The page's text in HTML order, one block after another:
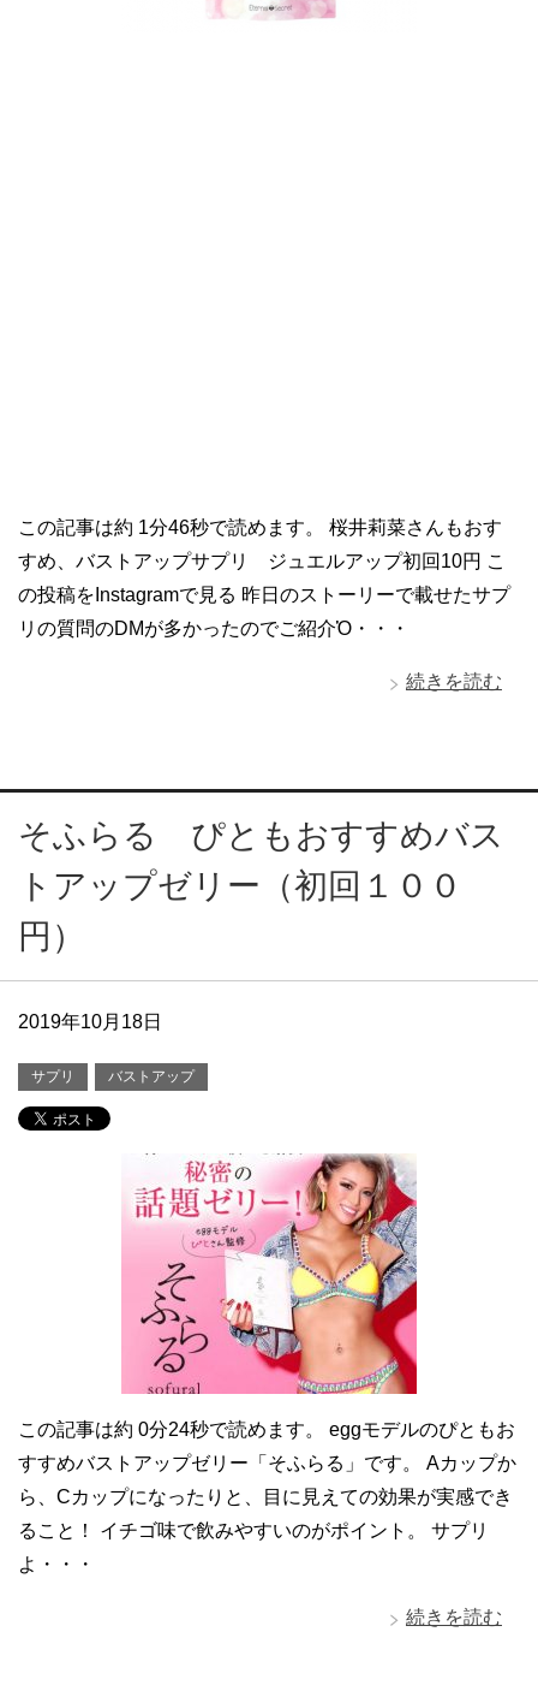
この記事は約 1分46秒で読めます。 桜井莉菜さんもおす
すめ、バストアップサプリ ジュエルアップ初回10円 こ
の投稿をInstagramで見る 昨日のストーリーで載せたサプ
リの質問のDMが多かったのでご紹介Ὁ・・・
続きを読む
そふらる ぴともおすすめバス
トアップゼリー（初回１００
円）
2019年10月18日
サプリ バストアップ
この記事は約 0分24秒で読めます。 eggモデルのぴともお
すすめバストアップゼリー「そふらる」です。 Aカップか
ら、Cカップになったりと、目に見えての効果が実感でき
ること！ イチゴ味で飲みやすいのがポイント。 サプリ
よ・・・
続きを読む